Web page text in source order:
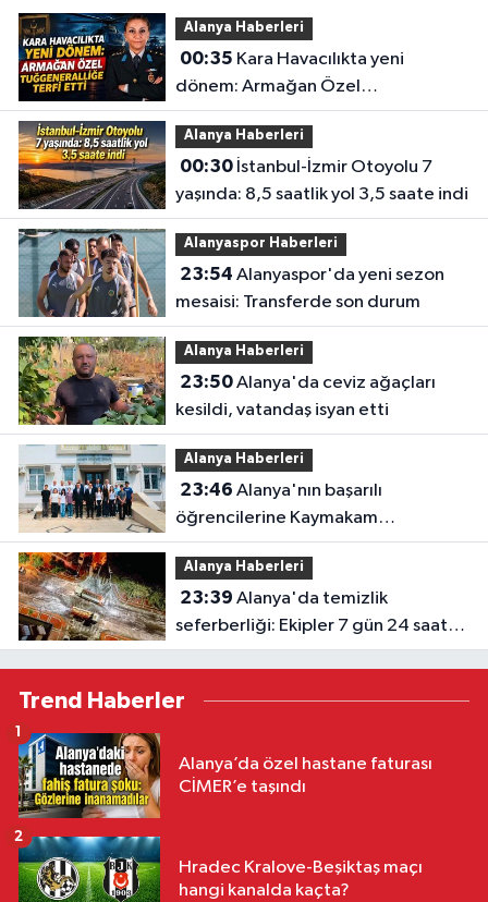
Alanya Haberleri
00:35
dönem: Armağan Özel
Tuğgeneralliğe terfi etti
Alanya Haberleri
00:30İstanbul-İzmir Otoyolu 7
yaşında: 8,5 saatlik yol 3,5 saate indi
Alanyaspor Haberleri
23:54
mesaisi: Transferde son durum
Alanya Haberleri
23:50Alanya'da ceviz ağaçları
kesildi, vatandaş isyan etti
Alanya Haberleri
23:46
öğrencilerine Kaymakam
Öztürk'ten tebrik
Alanya Haberleri
23:39
seferberliği: Ekipler 7 gün 24 saat
sahada
Trend Haberler
Alanya’da özel hastane faturası
CİMER’e taşındı
1
Hradec Kralove-Beşiktaş maçı
hangi kanalda kaçta?
2